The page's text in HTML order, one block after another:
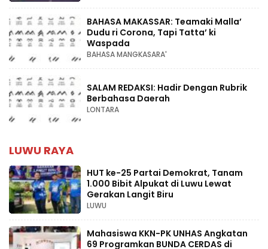
BAHASA MAKASSAR: Teamaki Malla’
Dudu ri Corona, Tapi Tatta’ ki
Waspada
BAHASA MANGKASARA'
SALAM REDAKSI: Hadir Dengan Rubrik
Berbahasa Daerah
LONTARA
LUWU RAYA
HUT ke-25 Partai Demokrat, Tanam
1.000 Bibit Alpukat di Luwu Lewat
Gerakan Langit Biru
LUWU
Mahasiswa KKN-PK UNHAS Angkatan
69 Programkan BUNDA CERDAS di